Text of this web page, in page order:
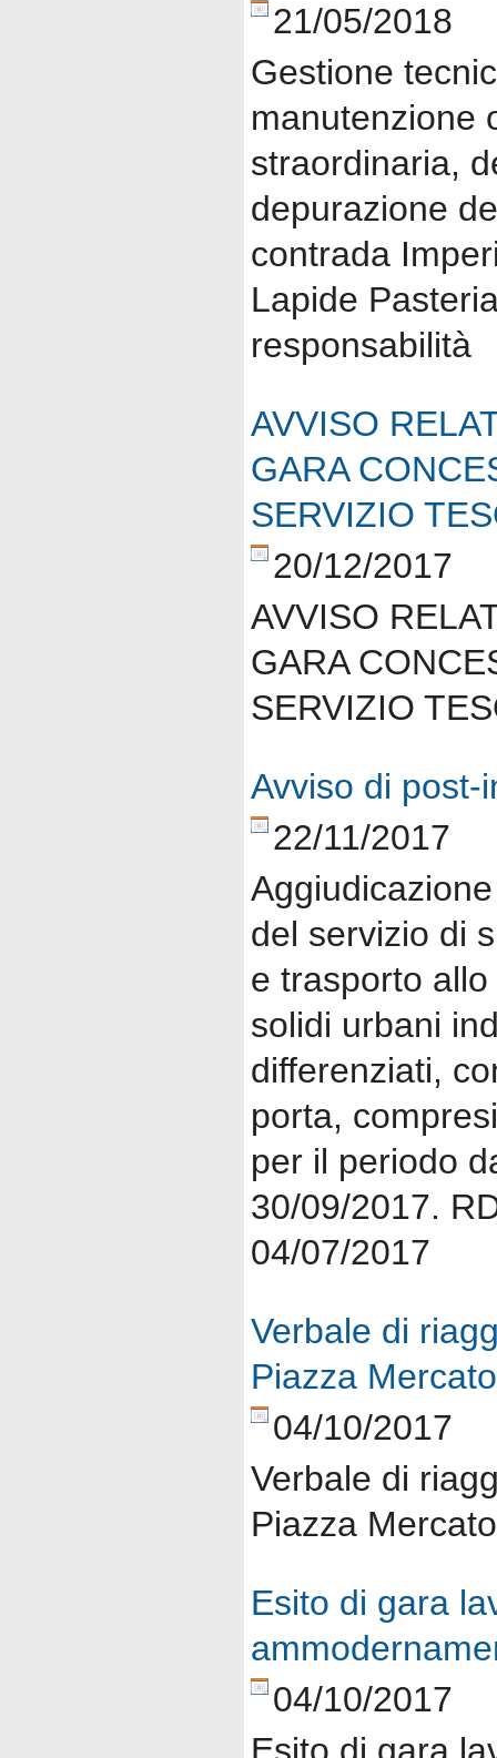
21/05/2018
Gestione
manutenzione
straordinaria,
depurazione
contrada
Lapide
responsabilità
AVVISO
GARA
SERVIZIO
20/12/2017
AVVISO
GARA
SERVIZIO
Avviso di post-
22/11/2017
del servizio di
e trasporto
solidi urbani
differenziati,
porta,
per il periodo
30/09/2017.
04/07/2017
Verbale di
Piazza
04/10/2017
Verbale di
Piazza
Esito di gara
04/10/2017